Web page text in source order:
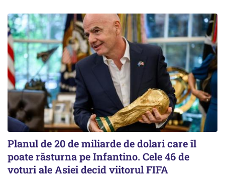
Planul de 20 de miliarde de dolari care îl
poate răsturna pe Infantino. Cele 46 de
voturi ale Asiei decid viitorul FIFA